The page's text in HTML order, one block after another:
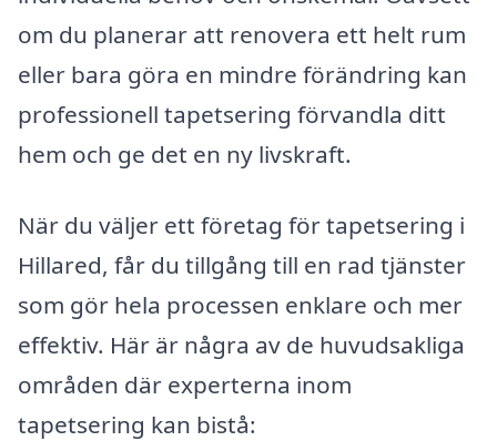
om du planerar att renovera ett helt rum
eller bara göra en mindre förändring kan
professionell tapetsering förvandla ditt
hem och ge det en ny livskraft.
När du väljer ett företag för tapetsering i
Hillared, får du tillgång till en rad tjänster
som gör hela processen enklare och mer
effektiv. Här är några av de huvudsakliga
områden där experterna inom
tapetsering kan bistå: